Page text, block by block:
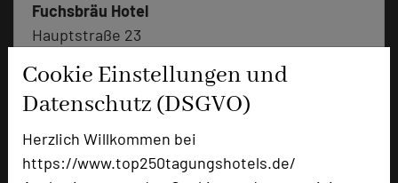
Cookie Einstellungen und
Datenschutz (DSGVO)
Herzlich Willkommen bei
https://www.top250tagungshotels.de/
Fuchsbräu Hotel
Hauptstraße 23
phone +49 8461 6520
Email
Homepage